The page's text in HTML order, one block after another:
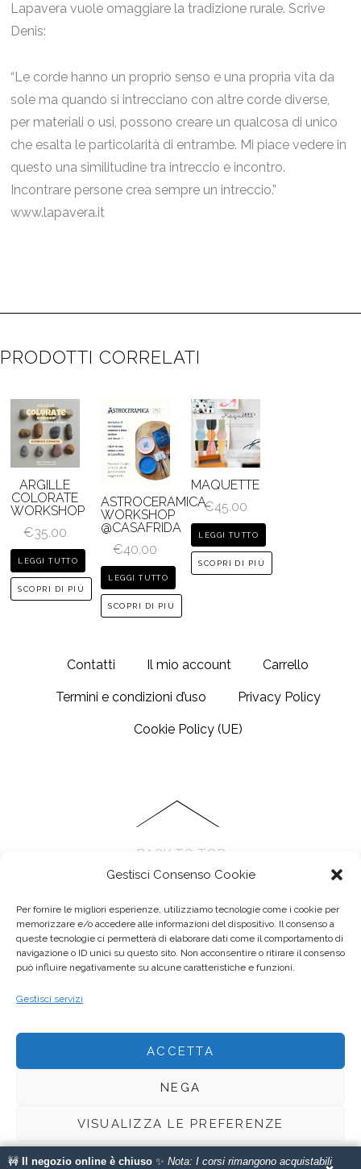
Gestisci Consenso Cookie
Per fornire le migliori esperienze, utilizziamo tecnologie come i cookie per
memorizzare e/o accedere alle informazioni del dispositivo. Il consenso a
queste tecnologie ci permetterà di elaborare dati come il comportamento di
navigazione o ID unici su questo sito. Non acconsentire o ritirare il consenso
può influire negativamente su alcune caratteristiche e funzioni.
Gestisci servizi
ACCETTA
NEGA
VISUALIZZA LE PREFERENZE
Cookie PolicyPrivacy Policy
Lapavera vuole omaggiare la tradizione rurale. Scrive
Denis:
“Le corde hanno un proprio senso e una propria vita da
sole ma quando si intrecciano con altre corde diverse,
per materiali o usi, possono creare un qualcosa di unico
che esalta le particolarità di entrambe. Mi piace vedere in
questo una similitudine tra intreccio e incontro.
Incontrare persone crea sempre un intreccio.”
www.lapavera.it
PRODOTTI CORRELATI
ARGILLE
COLORATE
WORKSHOP
€35.00
LEGGI TUTTO
SCOPRI DI PIÙ
ASTROCERAMICA
WORKSHOP
@CASAFRIDA
€40.00
LEGGI TUTTO
SCOPRI DI PIÙ
MAQUETTE
€45.00
LEGGI TUTTO
SCOPRI DI PIÙ
Contatti Il mio account Carrello
Termini e condizioni d’uso Privacy Policy
Cookie Policy (UE)
BACK TO TOP
Anseo di Elisa cattani - Via Paolo Ferrari, 94, 41121 Modena MO
This site is protected by reCAPTCHA and the Google
Web design by soffici
🚧 Il negozio online è chiuso ✨ Nota: I corsi rimangono acquistabili